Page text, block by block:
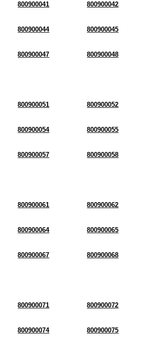
800900041 800900042
800900044 800900045
800900047 800900048
800900051 800900052
800900054 800900055
800900057 800900058
800900061 800900062
800900064 800900065
800900067 800900068
800900071 800900072
800900074 800900075